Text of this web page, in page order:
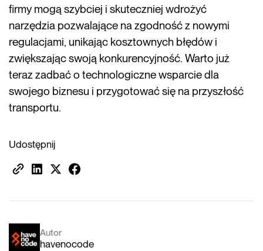
firmy mogą szybciej i skuteczniej wdrożyć
narzędzia pozwalające na zgodność z nowymi
regulacjami, unikając kosztownych błędów i
zwiększając swoją konkurencyjność. Warto już
teraz zadbać o technologiczne wsparcie dla
swojego biznesu i przygotować się na przyszłość
transportu.
Udostępnij
Autor
havenocode